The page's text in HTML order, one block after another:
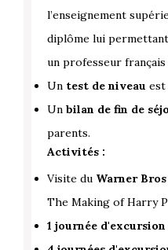
l’enseignement
diplôme lui permettant
un professeur français
Un test de niveau est
Un bilan de fin de
parents.
Activités :
Visite du Warner
The Making of Harry
1 journée